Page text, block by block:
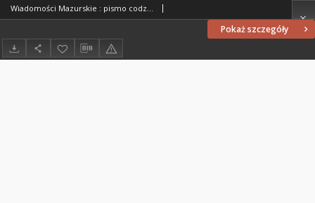
Pokaż szczegóły
Wiadomości Mazurskie : pismo codzienne. 1946 (R. 2), nr 25